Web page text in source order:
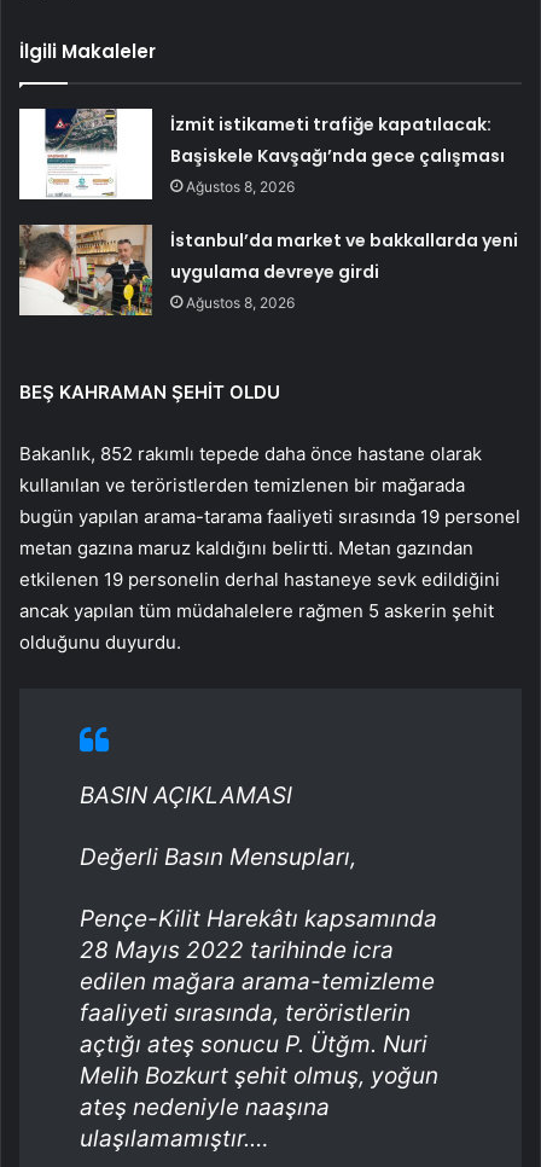
İlgili Makaleler
İzmit istikameti trafiğe kapatılacak:
Başiskele Kavşağı’nda gece çalışması
Ağustos 8, 2026
İstanbul’da market ve bakkallarda yeni
uygulama devreye girdi
Ağustos 8, 2026
BEŞ KAHRAMAN ŞEHİT OLDU
Bakanlık, 852 rakımlı tepede daha önce hastane olarak
kullanılan ve teröristlerden temizlenen bir mağarada
bugün yapılan arama-tarama faaliyeti sırasında 19 personel
metan gazına maruz kaldığını belirtti. Metan gazından
etkilenen 19 personelin derhal hastaneye sevk edildiğini
ancak yapılan tüm müdahalelere rağmen 5 askerin şehit
olduğunu duyurdu.
BASIN AÇIKLAMASI
Değerli Basın Mensupları,
Pençe-Kilit Harekâtı kapsamında
28 Mayıs 2022 tarihinde icra
edilen mağara arama-temizleme
faaliyeti sırasında, teröristlerin
açtığı ateş sonucu P. Ütğm. Nuri
Melih Bozkurt şehit olmuş, yoğun
ateş nedeniyle naaşına
ulaşılamamıştır.…